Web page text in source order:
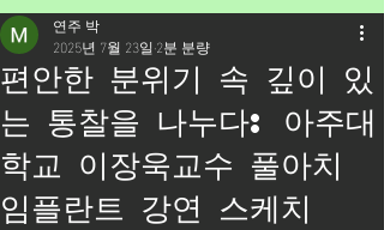
편안한 분위기 속 깊이 있
는 통찰을 나누다: 아주대
학교 이장욱교수 풀아치
임플란트 강연 스케치
연주 박
2025년 7월 23일2분 분량